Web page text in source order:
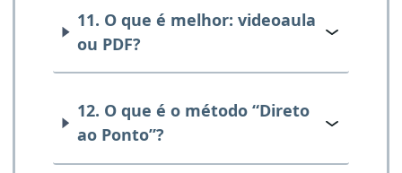
11. O que é melhor: videoaula
ou PDF?
12. O que é o método “Direto
ao Ponto”?